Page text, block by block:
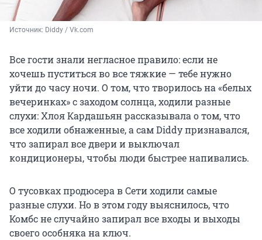
Источник: Diddy / Vk.com
Все гости знали негласное правило: если не
хочешь пуститься во все тяжкие — тебе нужно
уйти до часу ночи. О том, что творилось на «белых
вечеринках» с заходом солнца, ходили разные
слухи: Хлоя Кардашьян рассказывала о том, что
все ходили обнаженные, а сам Diddy признавался,
что запирал все двери и выключал
кондиционеры, чтобы люди быстрее напивались.
О тусовках продюсера в Сети ходили самые
разные слухи. Но в этом году выяснилось, что
Комбс не случайно запирал все входы и выходы
своего особняка на ключ.